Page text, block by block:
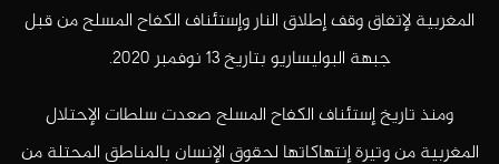
المغربية لإتفاق وقف إطلاق النار وإستئناف الكفاح المسلح من قبل
جبهة البوليساريو بتاريخ 13 نوفمبر 2020.
ومنذ تاريخ إستئناف الكفاح المسلح صعدت سلطات الإحتلال
المغربية من وتيرة إنتهاكاتها لحقوق الإنسان بالمناطق المحتلة من